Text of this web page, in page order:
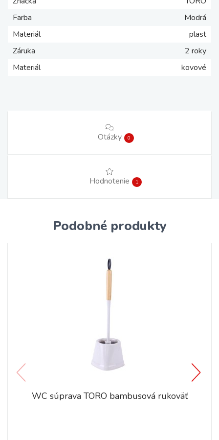
Farba
Modrá
Materiál
plast
Záruka
2 roky
Materiál
kovové
Otázky 0
Hodnotenie 1
Podobné produkty
WC súprava TORO bambusová rukoväť